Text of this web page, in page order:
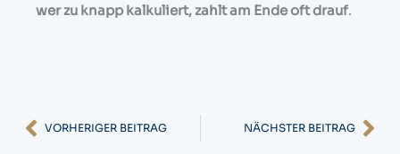
wer zu knapp kalkuliert, zahlt am Ende oft drauf.
Zurück
VORHERIGER BEITRAG NÄCHSTER BEITRAG